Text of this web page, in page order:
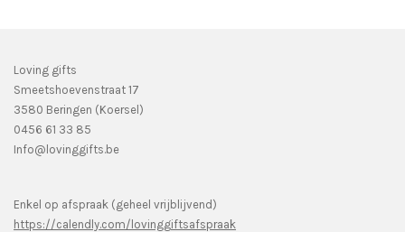
Loving gifts
Smeetshoevenstraat 17
3580 Beringen (Koersel)
0456 61 33 85
Info@lovinggifts.be
Enkel op afspraak (geheel vrijblijvend)
https://calendly.com/lovinggiftsafspraak